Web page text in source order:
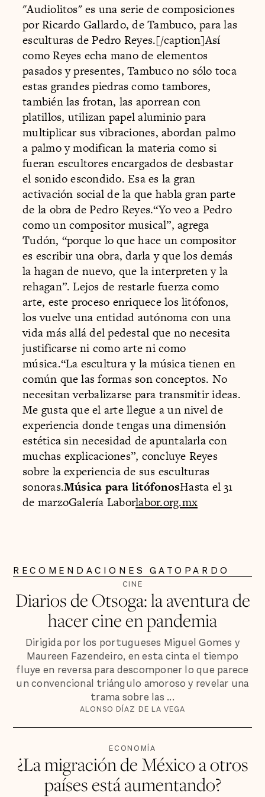
"Audiolitos" es una serie de composiciones
por Ricardo Gallardo, de Tambuco, para las
esculturas de Pedro Reyes.[/caption]Así
como Reyes echa mano de elementos
pasados y presentes, Tambuco no sólo toca
estas grandes piedras como tambores,
también las frotan, las aporrean con
platillos, utilizan papel aluminio para
multiplicar sus vibraciones, abordan palmo
a palmo y modifican la materia como si
fueran escultores encargados de desbastar
el sonido escondido. Esa es la gran
activación social de la que habla gran parte
de la obra de Pedro Reyes.“Yo veo a Pedro
como un compositor musical”, agrega
Tudón, “porque lo que hace un compositor
es escribir una obra, darla y que los demás
la hagan de nuevo, que la interpreten y la
rehagan”. Lejos de restarle fuerza como
arte, este proceso enriquece los litófonos,
los vuelve una entidad autónoma con una
vida más allá del pedestal que no necesita
justificarse ni como arte ni como
música.“La escultura y la música tienen en
común que las formas son conceptos. No
necesitan verbalizarse para transmitir ideas.
Me gusta que el arte llegue a un nivel de
experiencia donde tengas una dimensión
estética sin necesidad de apuntalarla con
muchas explicaciones”, concluye Reyes
sobre la experiencia de sus esculturas
sonoras.Música para litófonosHasta el 31
de marzoGalería Laborlabor.org.mx
RECOMENDACIONES GATOPARDO
CINE
Diarios de Otsoga: la aventura de
hacer cine en pandemia
Dirigida por los portugueses Miguel Gomes y
Maureen Fazendeiro, en esta cinta el tiempo
fluye en reversa para descomponer lo que parece
un convencional triángulo amoroso y revelar una
trama sobre las ...
ALONSO DÍAZ DE LA VEGA
ECONOMÍA
¿La migración de México a otros
países está aumentando?